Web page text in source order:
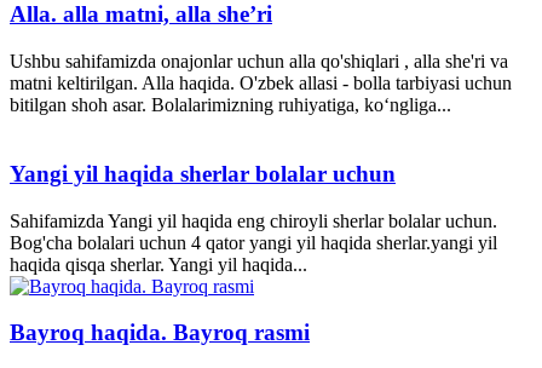
Alla. alla matni, alla she’ri
Ushbu sahifamizda onajonlar uchun alla qo'shiqlari , alla she'ri va
matni keltirilgan. Alla haqida. O'zbek allasi - bolla tarbiyasi uchun
bitilgan shoh asar. Bolalarimizning ruhiyatiga, ko‘ngliga...
Yangi yil haqida sherlar bolalar uchun
Sahifamizda Yangi yil haqida eng chiroyli sherlar bolalar uchun.
Bog'cha bolalari uchun 4 qator yangi yil haqida sherlar.yangi yil
haqida qisqa sherlar. Yangi yil haqida...
Bayroq haqida. Bayroq rasmi